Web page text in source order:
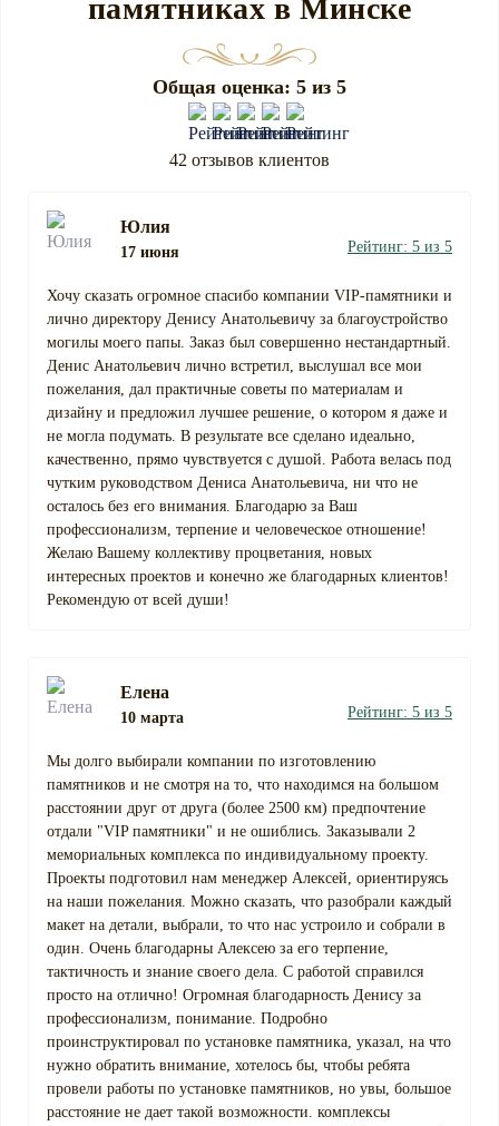
памятниках в Минске
Общая оценка: 5 из 5
42 отзывов клиентов
Юлия
17 июня Рейтинг: 5 из 5
Хочу сказать огромное спасибо компании VIP-памятники и
лично директору Денису Анатольевичу за благоустройство
могилы моего папы. Заказ был совершенно нестандартный.
Денис Анатольевич лично встретил, выслушал все мои
пожелания, дал практичные советы по материалам и
дизайну и предложил лучшее решение, о котором я даже и
не могла подумать. В результате все сделано идеально,
качественно, прямо чувствуется с душой. Работа велась под
чутким руководством Дениса Анатольевича, ни что не
осталось без его внимания. Благодарю за Ваш
профессионализм, терпение и человеческое отношение!
Желаю Вашему коллективу процветания, новых
интересных проектов и конечно же благодарных клиентов!
Рекомендую от всей души!
Елена
10 марта Рейтинг: 5 из 5
Мы долго выбирали компании по изготовлению
памятников и не смотря на то, что находимся на большом
расстоянии друг от друга (более 2500 км) предпочтение
отдали "VIP памятники" и не ошиблись. Заказывали 2
мемориальных комплекса по индивидуальному проекту.
Проекты подготовил нам менеджер Алексей, ориентируясь
на наши пожелания. Можно сказать, что разобрали каждый
макет на детали, выбрали, то что нас устроило и собрали в
один. Очень благодарны Алексею за его терпение,
тактичность и знание своего дела. С работой справился
просто на отлично! Огромная благодарность Денису за
профессионализм, понимание. Подробно
проинструктировал по установке памятника, указал, на что
нужно обратить внимание, хотелось бы, чтобы ребята
провели работы по установке памятников, но увы, большое
расстояние не дает такой возможности. комплексы